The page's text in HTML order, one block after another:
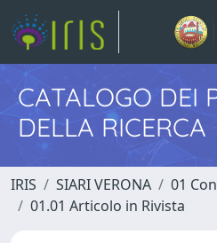
CATALOGO DEI
DELLA RICERCA
IRIS SIARI VERONA
01
01.01 Articolo in Rivista